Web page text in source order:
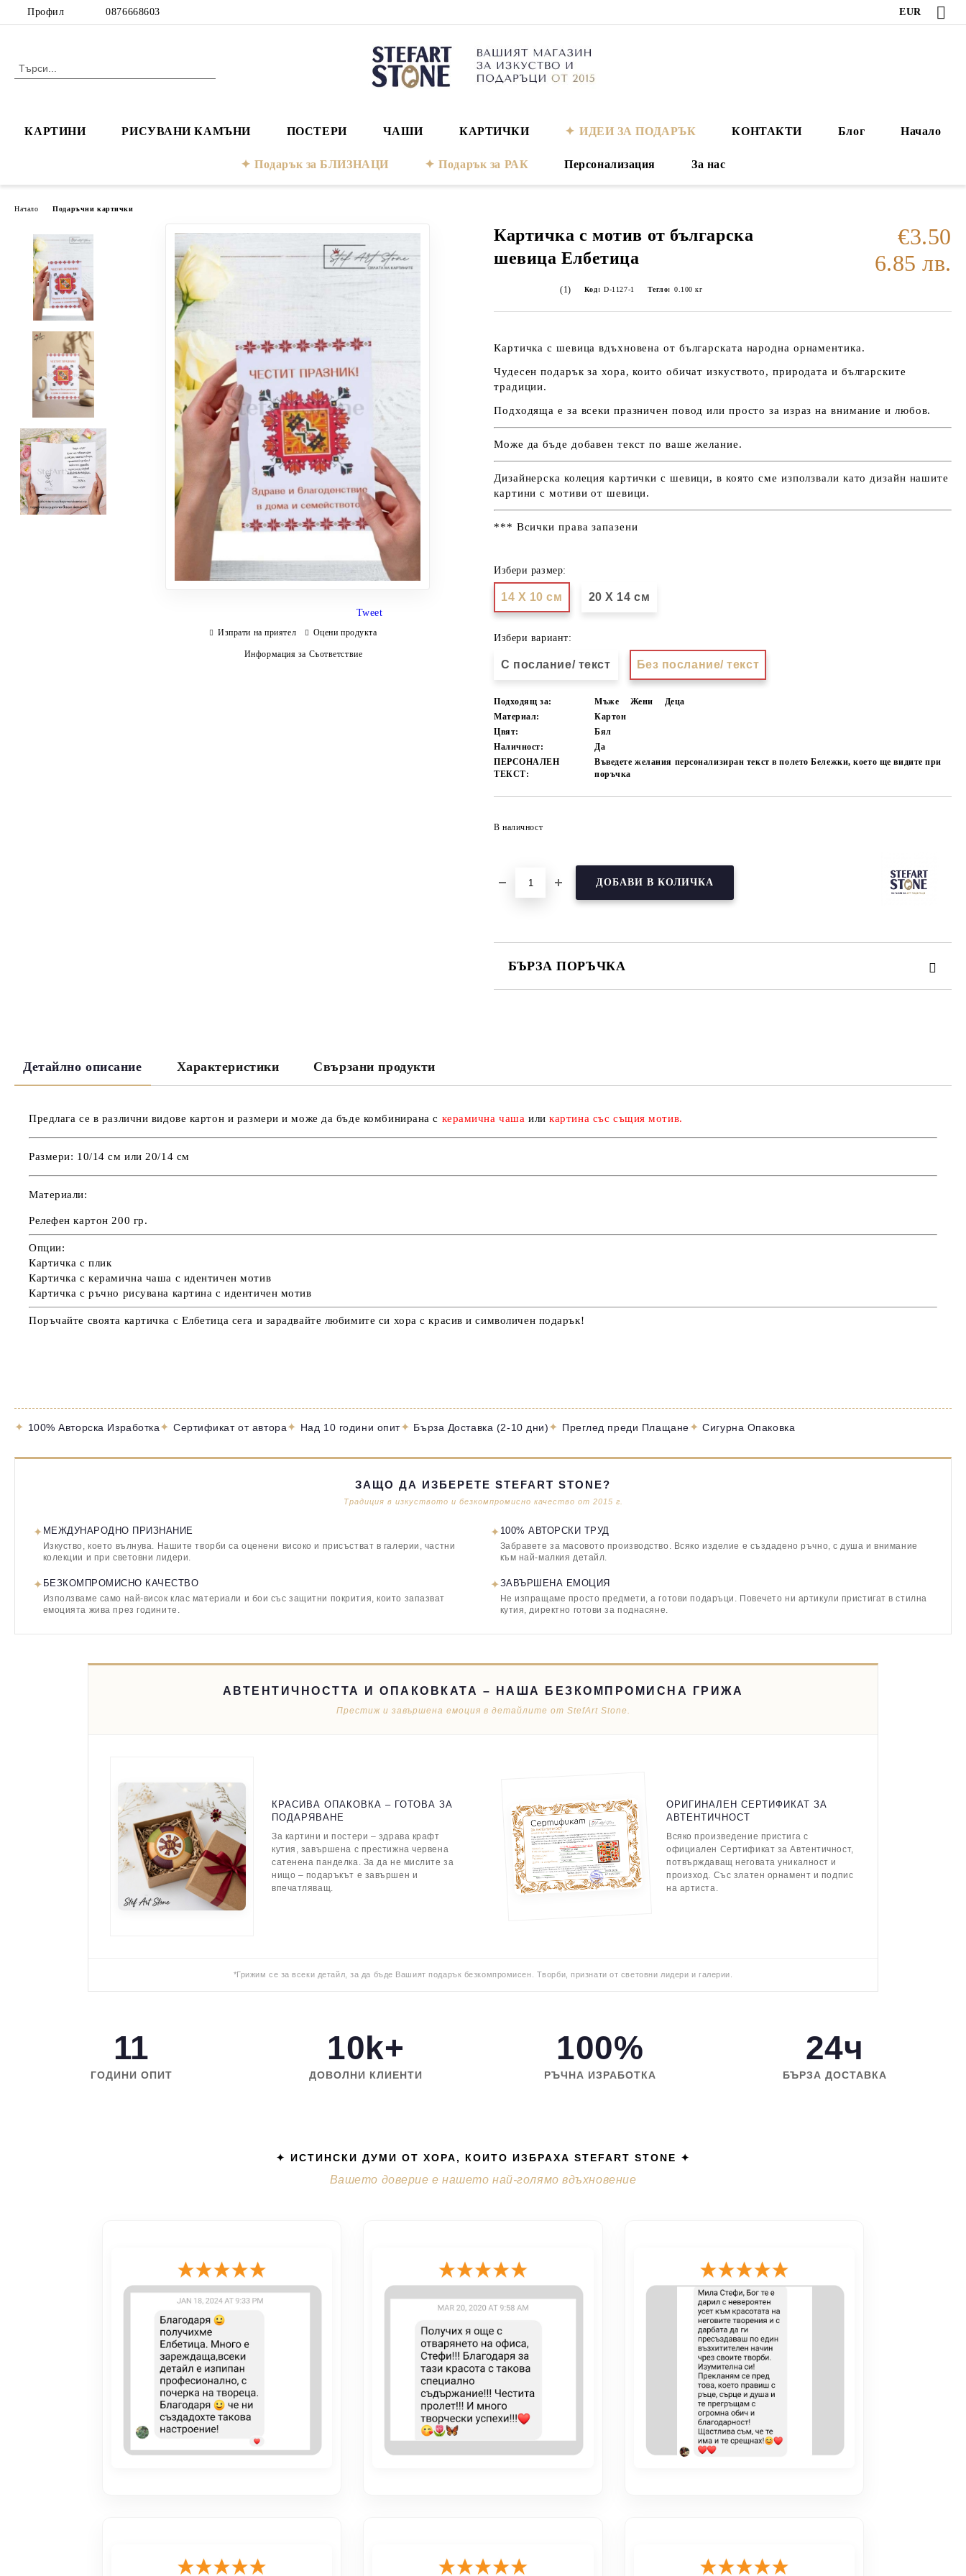
Профил 0876668603 EUR
КАРТИНИ РИСУВАНИ КАМЪНИ ПОСТЕРИ ЧАШИ КАРТИЧКИ ИДЕИ ЗА ПОДАРЪК КОНТАКТИ Блог Начало
Подарък за БЛИЗНАЦИ Подарък за РАК Персонализация За нас
Начало Подаръчни картички
Картичка с мотив от българска
шевица Елбетица
€3.50
6.85 лв.
(1) Код: D-1127-1 Тегло: 0.100 кг
Картичка с шевица вдъхновена от българската народна орнаментика.
Чудесен подарък за хора, които обичат изкуството, природата и българските
традиции.
Подходяща е за всеки празничен повод или просто за израз на внимание и любов.
Може да бъде добавен текст по ваше желание.
Дизайнерска колеция картички с шевици, в която сме използвали като дизайн нашите
картини с мотиви от шевици.
*** Всички права запазени
Избери размер:
14 Х 10 см 20 Х 14 см
Избери вариант:
С послание/ текст Без послание/ текст
Подходящ за: Мъже Жени
Деца
Материал:
Картон
Цвят:
Бял
Наличност:
Да
ПЕРСОНАЛЕН
ТЕКСТ:
Въведете желания персонализиран текст в полето Бележки, което ще видите при
поръчка
В наличност
БЪРЗА ПОРЪЧКА
Tweet
Изпрати на приятел Оцени продукта
Информация за Съответствие
Детайлно описание Характеристики Свързани продукти
Предлага се в различни видове картон и размери и може да бъде комбинирана с керамична чаша иликартина със същия мотив.
Размери: 10/14 см или 20/14 см
Материали:
Релефен картон 200 гр.
Опции:
Картичка с плик
Картичка с керамична чаша с идентичен мотив
Картичка с ръчно рисувана картина с идентичен мотив
Поръчайте своята картичка с Елбетица сега и зарадвайте любимите си хора с красив и символичен подарък!
✦ 100% Авторска Изработка✦ Сертификат от автора✦ Над 10 години опит✦ Бърза Доставка (2-10 дни)✦ Преглед преди Плащане✦ Сигурна Опаковка
ЗАЩО ДА ИЗБЕРЕТЕ STEFART STONE?
Традиция в изкуството и безкомпромисно качество от 2015 г.
✦ МЕЖДУНАРОДНО ПРИЗНАНИЕ
Изкуство, което вълнува. Нашите творби са оценени високо и присъстват в галерии, частни
колекции и при световни лидери.
✦ 100% АВТОРСКИ ТРУД
Забравете за масовото производство. Всяко изделие е създадено ръчно, с душа и внимание
към най-малкия детайл.
✦ БЕЗКОМПРОМИСНО КАЧЕСТВО
Използваме само най-висок клас материали и бои със защитни покрития, които запазват
емоцията жива през годините.
✦ЗАВЪРШЕНА ЕМОЦИЯ
Не изпращаме просто предмети, а готови подаръци. Повечето ни артикули пристигат в стилна
кутия, директно готови за поднасяне.
АВТЕНТИЧНОСТТА И ОПАКОВКАТА – НАША БЕЗКОМПРОМИСНА ГРИЖА
Престиж и завършена емоция в детайлите от StefArt Stone.
КРАСИВА ОПАКОВКА – ГОТОВА ЗА
ПОДАРЯВАНЕ
За картини и постери – здрава крафт
кутия, завършена с престижна червена
сатенена панделка. За да не мислите за
нищо – подаръкът е завършен и
впечатляващ.
ОРИГИНАЛЕН СЕРТИФИКАТ ЗА
АВТЕНТИЧНОСТ
Всяко произведение пристига с
официален Сертификат за Автентичност,
потвърждаващ неговата уникалност и
произход. Със златен орнамент и подпис
на артиста.
*Грижим се за всеки детайл, за да бъде Вашият подарък безкомпромисен. Творби, признати от световни лидери и галерии.
11
ГОДИНИ ОПИТ
10k+
ДОВОЛНИ КЛИЕНТИ
100%
РЪЧНА ИЗРАБОТКА
24ч
БЪРЗА ДОСТАВКА
✦ ИСТИНСКИ ДУМИ ОТ ХОРА, КОИТО ИЗБРАХА STEFART STONE ✦
Вашето доверие е нашето най-голямо вдъхновение